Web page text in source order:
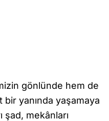
gönlünde hem de
bir yanında yaşamaya
şad, mekânları